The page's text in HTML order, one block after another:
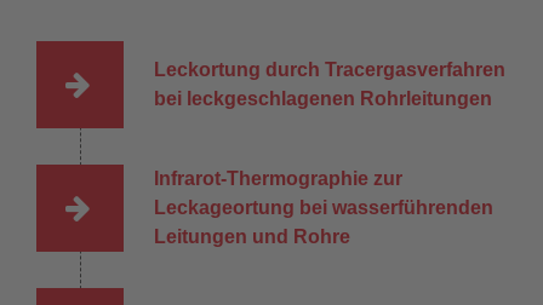
Leckortung durch Tracergasverfahren
bei leckgeschlagenen Rohrleitungen
Infrarot-Thermographie zur
Leckageortung bei wasserführenden
Leitungen und Rohre